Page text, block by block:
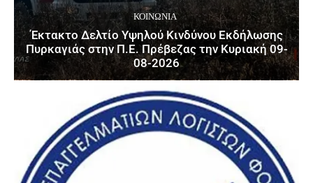
ΚΟΙΝΩΝΙΑ
Έκτακτο Δελτίο Υψηλού Κινδύνου Εκδήλωσης
Πυρκαγιάς στην Π.Ε. Πρέβεζας την Κυριακή 09-
08-2026